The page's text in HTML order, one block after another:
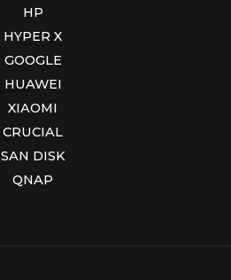
HP
HYPER X
GOOGLE
HUAWEI
XIAOMI
CRUCIAL
SAN DISK
QNAP